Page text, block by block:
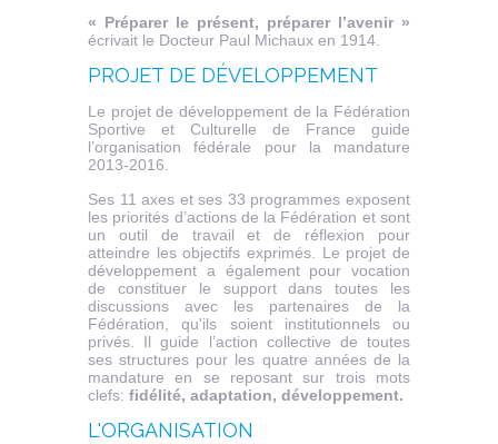
« Préparer le présent, préparer l’avenir »
écrivait le Docteur Paul Michaux en 1914.
PROJET DE DÉVELOPPEMENT
Le projet de développement de la Fédération
Sportive et Culturelle de France guide
l’organisation fédérale pour la mandature
2013-2016.
Ses 11 axes et ses 33 programmes exposent
les priorités d’actions de la Fédération et sont
un outil de travail et de réflexion pour
atteindre les objectifs exprimés. Le projet de
développement a également pour vocation
de constituer le support dans toutes les
discussions avec les partenaires de la
Fédération, qu'ils soient institutionnels ou
privés. Il guide l’action collective de toutes
ses structures pour les quatre années de la
mandature en se reposant sur trois mots
clefs: fidélité, adaptation, développement.
L'ORGANISATION